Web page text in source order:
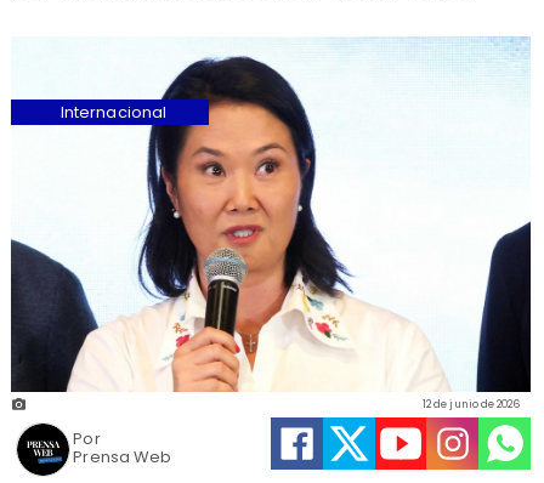
Prensa Web
12 de junio de 2026
Internacional
Por